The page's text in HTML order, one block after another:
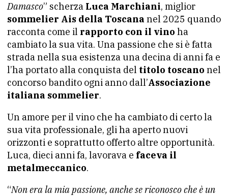
Damasco” scherza Luca Marchiani, miglior
sommelier Ais della Toscana nel 2025 quando
racconta come il rapporto con il vino ha
cambiato la sua vita. Una passione che si è fatta
strada nella sua esistenza una decina di anni fa e
l’ha portato alla conquista del titolo toscano nel
concorso bandito ogni anno dall’Associazione
italiana sommelier.
Un amore per il vino che ha cambiato di certo la
sua vita professionale, gli ha aperto nuovi
orizzonti e soprattutto offerto altre opportunità.
Luca, dieci anni fa, lavorava e faceva il
metalmeccanico.
“Non era la mia passione, anche se riconosco che è un